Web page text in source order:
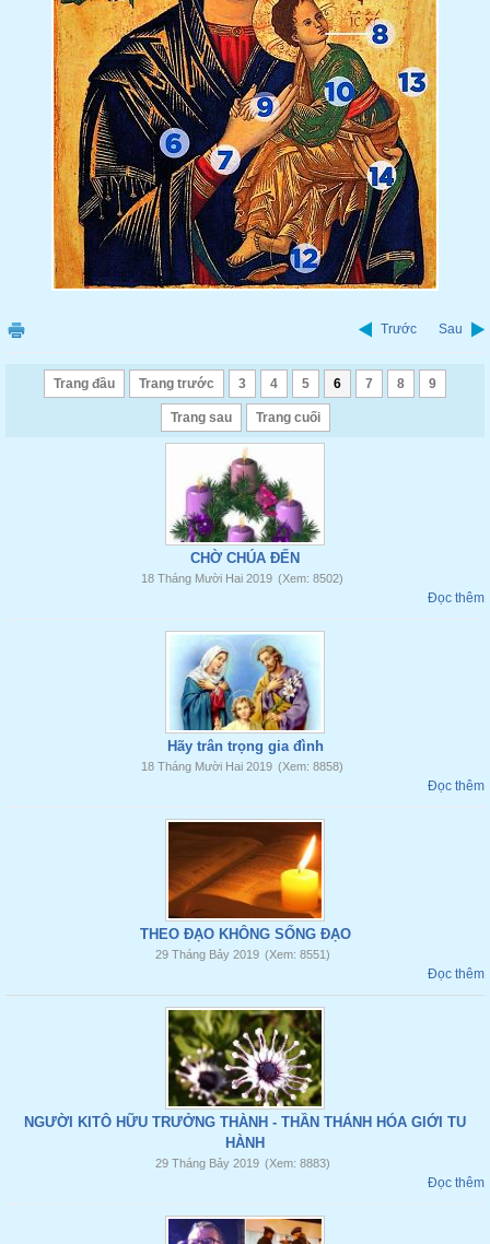
Trước Sau
Trang đầu Trang trước 3 4 5 6 7 8 9
Trang sau Trang cuối
CHỜ CHÚA ĐẾN
18 Tháng Mười Hai 2019 (Xem: 8502)
Đọc thêm
Hãy trân trọng gia đình
18 Tháng Mười Hai 2019 (Xem: 8858)
Đọc thêm
THEO ĐẠO KHÔNG SỐNG ĐẠO
29 Tháng Bảy 2019 (Xem: 8551)
Đọc thêm
NGƯỜI KITÔ HỮU TRƯỞNG THÀNH - THẦN THÁNH HÓA GIỚI TU
HÀNH
29 Tháng Bảy 2019 (Xem: 8883)
Đọc thêm